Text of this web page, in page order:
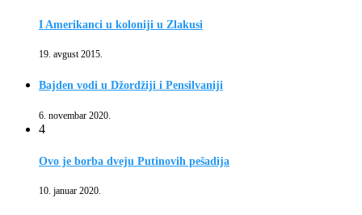
I Amerikanci u koloniji u Zlakusi
19. avgust 2015.
Bajden vodi u Džordžiji i Pensilvaniji
6. novembar 2020.
4
Ovo je borba dveju Putinovih pešadija
10. januar 2020.